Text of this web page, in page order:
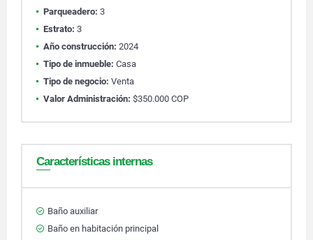
Parqueadero: 3
Estrato: 3
Año construcción: 2024
Tipo de inmueble: Casa
Tipo de negocio: Venta
Valor Administración: $350.000 COP
Características internas
Baño auxiliar
Baño en habitación principal